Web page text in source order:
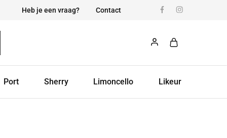
Heb je een vraag? Contact
Port Sherry Limoncello Likeur